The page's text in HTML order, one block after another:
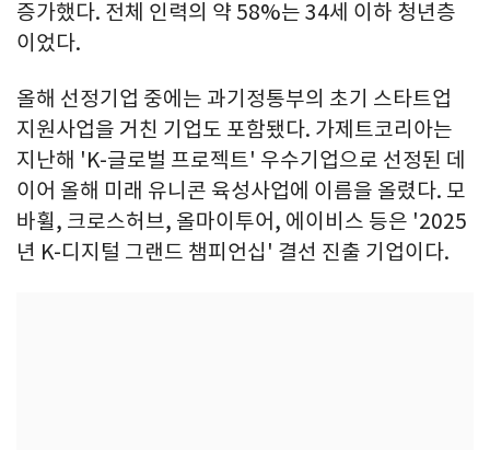
증가했다. 전체 인력의 약 58%는 34세 이하 청년층
이었다.
올해 선정기업 중에는 과기정통부의 초기 스타트업
지원사업을 거친 기업도 포함됐다. 가제트코리아는
지난해 'K-글로벌 프로젝트' 우수기업으로 선정된 데
이어 올해 미래 유니콘 육성사업에 이름을 올렸다. 모
바휠, 크로스허브, 올마이투어, 에이비스 등은 '2025
년 K-디지털 그랜드 챔피언십' 결선 진출 기업이다.